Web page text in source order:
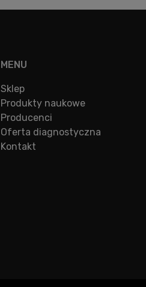
MENU
Sklep
Produkty naukowe
Producenci
Oferta diagnostyczna
Kontakt